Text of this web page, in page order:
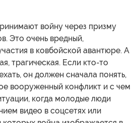
войну через призму
Это очень вредный,
в ковбойской авантюре. А
трагическая. Если кто-то
он должен сначала понять,
вооруженный конфликт и с чем
когда молодые люди
видео в соцсетях или